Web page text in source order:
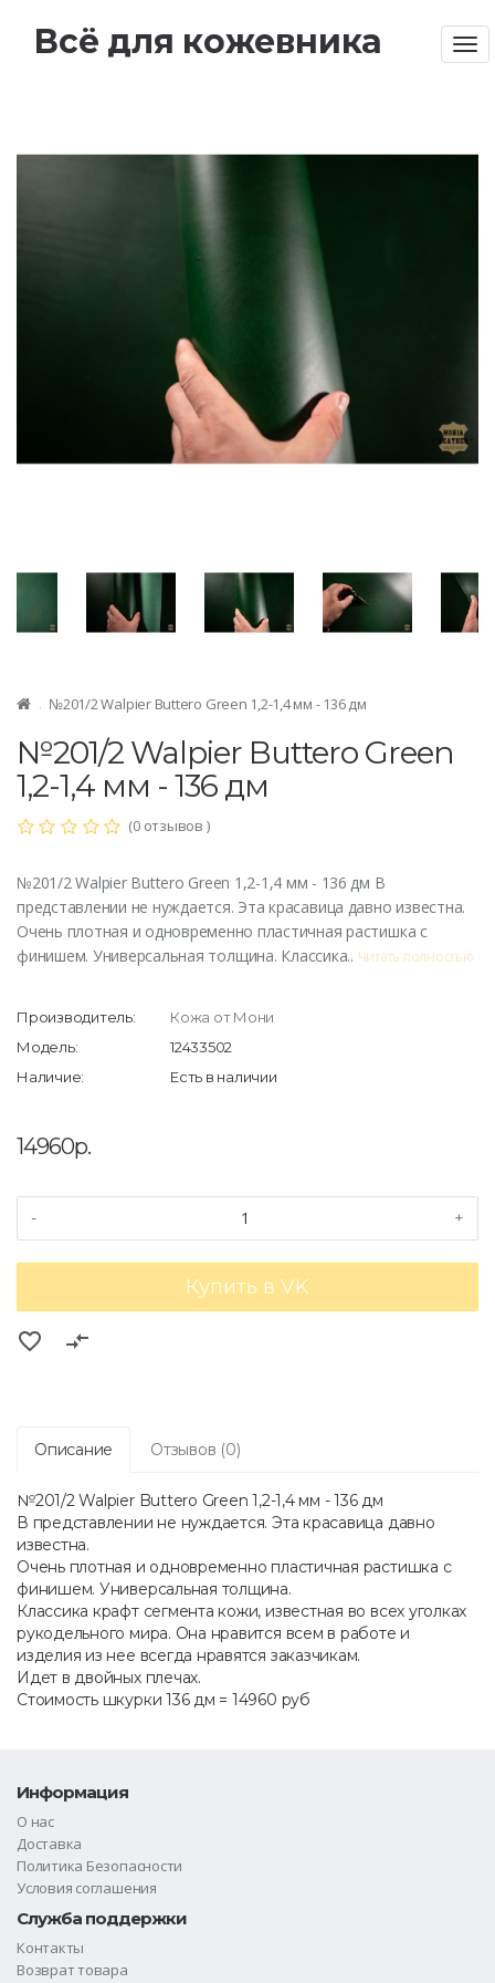
Всё для кожевника
№201/2 Walpier Buttero Green 1,2-1,4 мм - 136 дм
№201/2 Walpier Buttero Green
1,2-1,4 мм - 136 дм
(0 отзывов )
№201/2 Walpier Buttero Green 1,2-1,4 мм - 136 дм В
представлении не нуждается. Эта красавица давно известна.
Очень плотная и одновременно пластичная растишка с
финишем. Универсальная толщина. Классика.. Читать полностью
Производитель:
Кожа от Мони
Модель:
12433502
Наличие:
Есть в наличии
14960р.
- +
Купить в VK
favorite_border compare_arrows
Описание Отзывов (0)
№201/2 Walpier Buttero Green 1,2-1,4 мм - 136 дм
В представлении не нуждается. Эта красавица давно
известна.
Очень плотная и одновременно пластичная растишка с
финишем. Универсальная толщина.
Классика крафт сегмента кожи, известная во всех уголках
рукодельного мира. Она нравится всем в работе и
изделия из нее всегда нравятся заказчикам.
Идет в двойных плечах.
Стоимость шкурки 136 дм = 14960 руб
Информация
О нас
Доставка
Политика Безопасности
Условия соглашения
Служба поддержки
Контакты
Возврат товара